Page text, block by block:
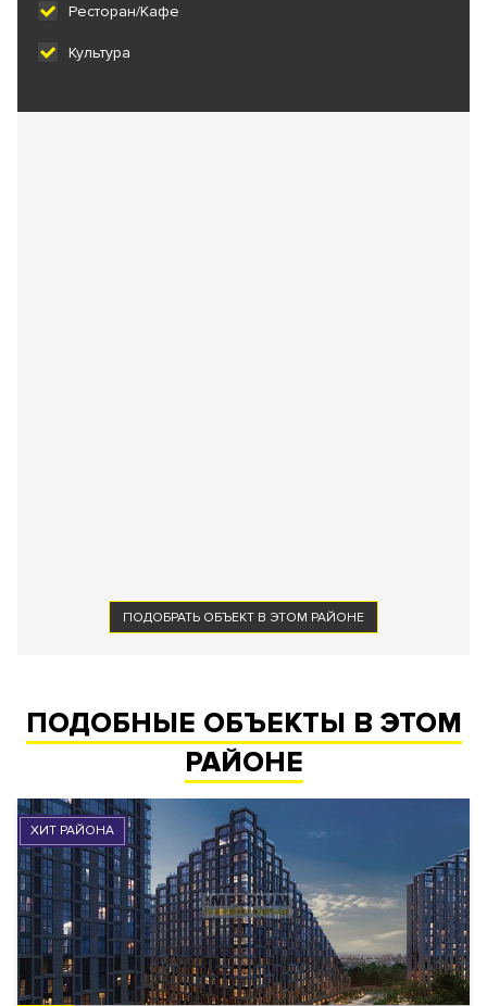
Ресторан/Кафе
Культура
ПОДОБРАТЬ ОБЪЕКТ В ЭТОМ РАЙОНЕ
ПОДОБНЫЕ ОБЪЕКТЫ В ЭТОМ
РАЙОНЕ
ХИТ РАЙОНА